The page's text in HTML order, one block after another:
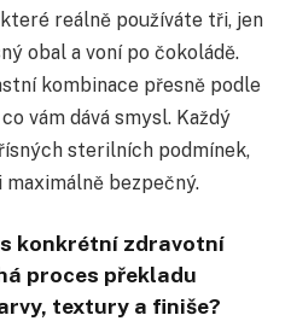
reálně používáte tři, jen
obal a voní po čokoládě.
kombinace přesně podle
vám dává smysl. Každý
sterilních podmínek,
bezpečný.
konkrétní zdravotní
proces překladu
textury a finiše?